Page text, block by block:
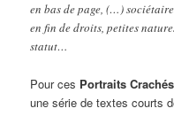
en bas de page, (…)
en fin de droits, petites
statut…
Pour ces Portraits Crachés
une série de textes courts